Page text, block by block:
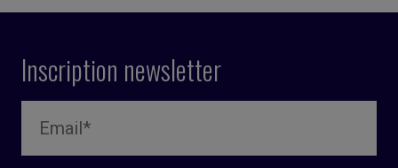
Inscription newsletter